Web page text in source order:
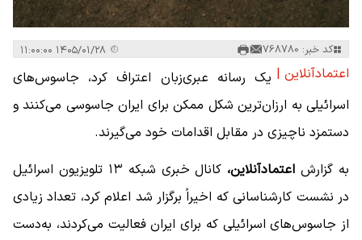
کد خبر: 768780
اعتمادآنلاین | یک رسانه عبری‌زبان اعتراف کرد، جاسوس‌های
اسرائیلی به ارزان‌‌ترین شکل ممکن برای ایران جاسوسی می‌کنند و
دستمزد ناچیزی در مقابل اقدامات خود می‌گیرند.
به گزارش اعتمادآنلاین،
کانال خبری شبکه ۱۳ تلویزیون اسرائیل
در نشست کارشناسانی که اخیراً برگزار شد اعلام کرد، تعداد زیادی
از جاسوس‌های اسرائیلی که برای ایران فعالیت می‌کردند، به‌دست